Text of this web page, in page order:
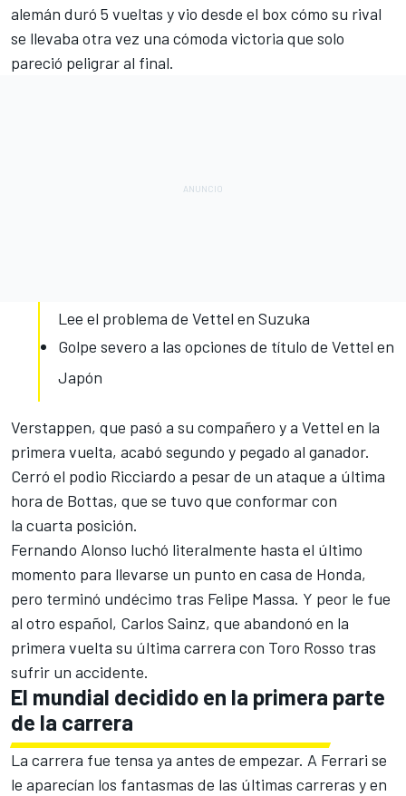
alemán duró 5 vueltas y vio desde el box cómo su rival
se llevaba otra vez una cómoda victoria que solo
pareció peligrar al final.
Lee el problema de Vettel en Suzuka
Golpe severo a las opciones de título de Vettel en
Japón
Verstappen, que pasó a su compañero y a Vettel en la
primera vuelta, acabó segundo y pegado al ganador.
Cerró el podio Ricciardo a pesar de un ataque a última
hora de Bottas, que se tuvo que conformar con
la cuarta posición.
Fernando Alonso luchó literalmente hasta el último
momento para llevarse un punto en casa de Honda,
pero terminó undécimo tras Felipe Massa. Y peor le fue
al otro español, Carlos Sainz, que abandonó en la
primera vuelta su última carrera con Toro Rosso tras
sufrir un accidente.
El mundial decidido en la primera parte
de la carrera
La carrera fue tensa ya antes de empezar. A Ferrari se
le aparecían los fantasmas de las últimas carreras y en